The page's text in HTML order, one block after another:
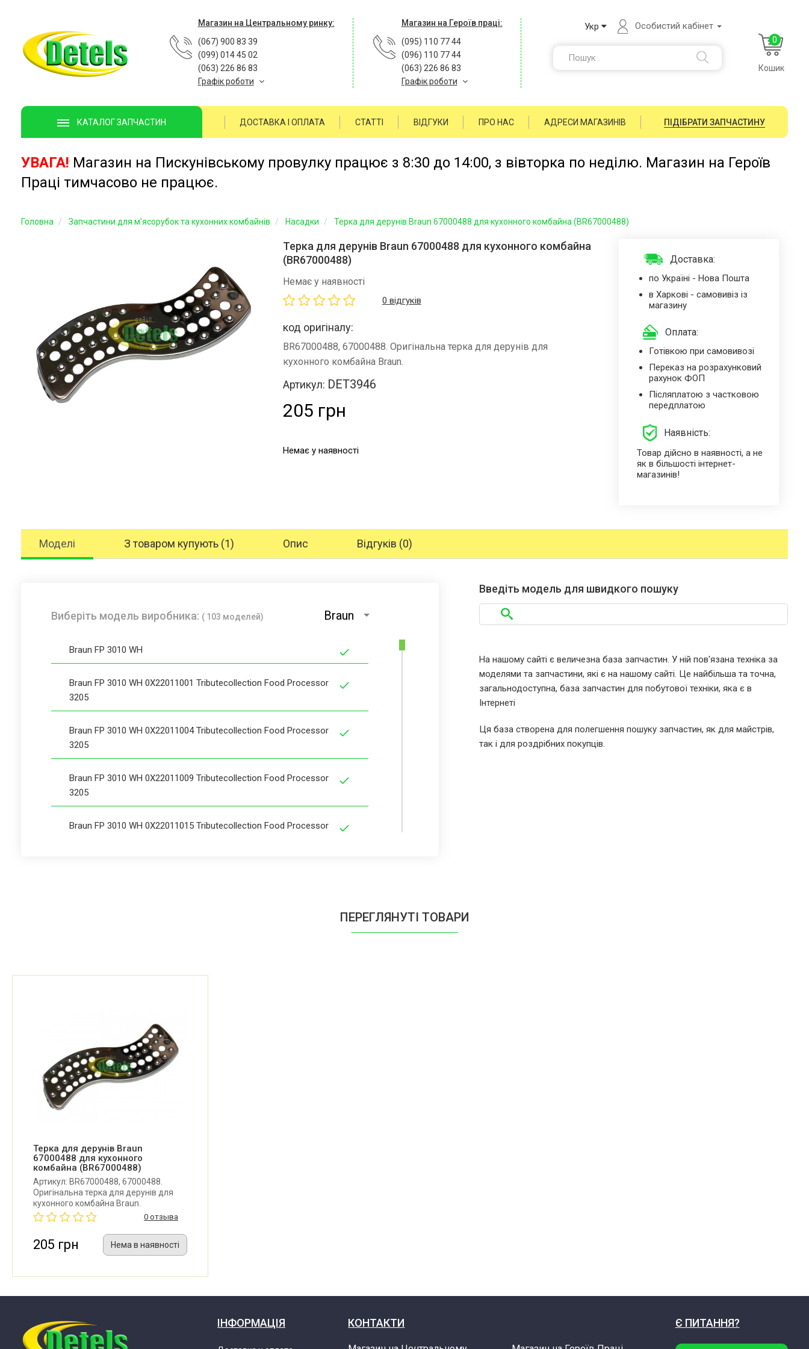
Магазин на Центральному ринку:
(067) 900 83 39
(099) 014 45 02
(063) 226 86 83
Графік роботи
Магазин на Героїв праці:
(095) 110 77 44
(096) 110 77 44
(063) 226 86 83
Графік роботи
Укр Особистий кабінет
0
Кошик
КАТАЛОГ ЗАПЧАСТИН ДОСТАВКА І ОПЛАТА СТАТТІ ВІДГУКИ ПРО НАС АДРЕСИ МАГАЗИНІВ ПІДІБРАТИ ЗАПЧАСТИНУ
УВАГА! Магазин на Пискунівському провулку працює з 8:30 до 14:00, з вівторка по неділю. Магазин на Героїв
Праці тимчасово не працює.
Головна Запчастини для м'ясорубок та кухонних комбайнів Насадки Терка для дерунів Braun 67000488 для кухонного комбайна (BR67000488)
Терка для дерунів Braun 67000488 для кухонного комбайна
(BR67000488)
Немає у наявності
0 відгуків
код оригіналу:
BR67000488, 67000488. Оригінальна терка для дерунів для
кухонного комбайна Braun.
Артикул: DET3946
205 грн
Немає у наявності
Доставка:
по Україні - Нова Пошта
в Харкові - самовивіз із
магазину
Оплата:
Готівкою при самовивозі
Переказ на розрахунковий
рахунок ФОП
Післяплатою з частковою
передплатою
Наявність:
Товар дійсно в наявності, а не
як в більшості інтернет-
магазинів!
Моделі З товаром купують (1) Опис Відгуків (0)
Виберіть модель виробника: ( 103 моделей) Braun
Braun FP 3010 WH
Braun FP 3010 WH 0X22011001 Tributecollection Food Processor
3205
Braun FP 3010 WH 0X22011004 Tributecollection Food Processor
3205
Braun FP 3010 WH 0X22011009 Tributecollection Food Processor
3205
Braun FP 3010 WH 0X22011015 Tributecollection Food Processor
Braun FP 3020 WH 0X22011024 Tributecollection Food Processor
3205
Braun FX 3020 WH
3202
Braun FX 3030 WH
Braun FX 3030 WH 0X22011002 Tributecollection Food Processor
3202
Braun FX 3030 WH 0X22011003 Tributecollection Food Processor
3202
Введіть модель для швидкого пошуку
На нашому сайті є величезна база запчастин. У ній пов'язана техніка за
моделями та запчастини, які є на нашому сайті. Це найбільша та точна,
загальнодоступна, база запчастин для побутової техніки, яка є в
Інтернеті
Ця база створена для полегшення пошуку запчастин, як для майстрів,
так і для роздрібних покупців.
ПЕРЕГЛЯНУТІ ТОВАРИ
Терка для дерунів Braun
67000488 для кухонного
комбайна (BR67000488)
Артикул: BR67000488, 67000488.
Оригінальна терка для дерунів для
кухонного комбайна Braun.
0 отзыва
205 грн Нема в наявності
ІНФОРМАЦІЯ КОНТАКТИ Є ПИТАННЯ?